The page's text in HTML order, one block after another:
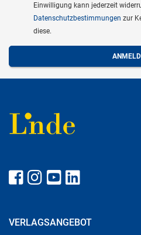
Einwilligung kann jederzeit
Datenschutzbestimmungen zur
diese.
VERLAGSANGEBOT